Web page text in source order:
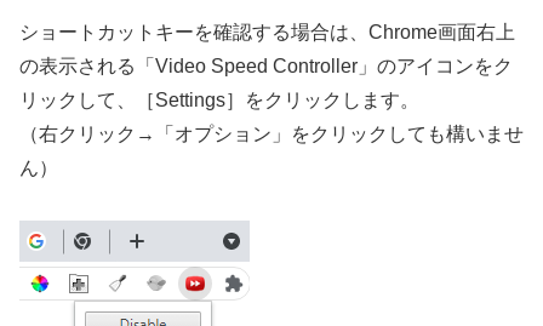
ショートカットキーを確認する場合は、Chrome画面右上
の表示される「Video Speed Controller」のアイコンをク
リックして、［Settings］をクリックします。
（右クリック→「オプション」をクリックしても構いませ
ん）